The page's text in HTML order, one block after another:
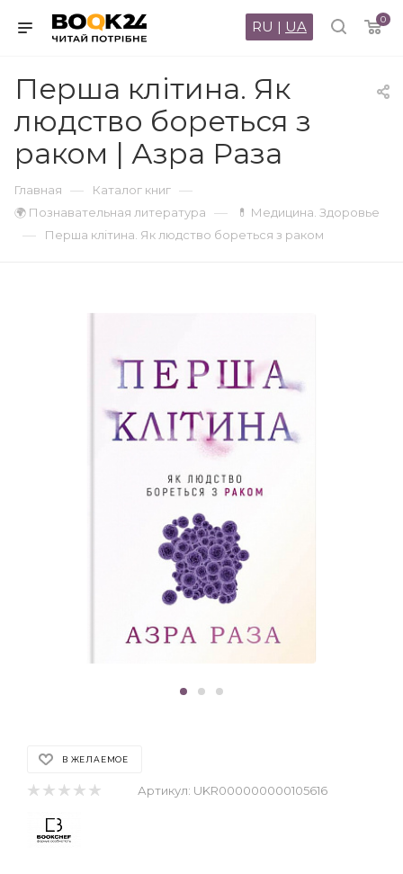
0
RU | UA
Перша клітина. Як
людство бореться з
раком | Азра Раза
Главная — Каталог книг —
🌍 Познавательная литература — 💊 Медицина. Здоровье
— Перша клітина. Як людство бореться з раком
В ЖЕЛАЕМОЕ
Артикул: UKR000000000105616